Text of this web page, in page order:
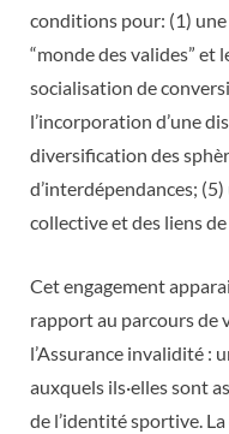
conditions pour: (1)
“monde des valides” et
socialisation de
l’incorporation d’une
diversification des
d’interdépendances;
collective et des liens
Cet engagement
rapport au parcours de
l’Assurance invalidité :
auxquels ils·elles sont
de l’identité sportive.